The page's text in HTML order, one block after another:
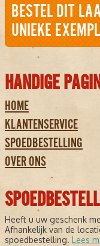
BESTEL DIT
UNIEKE
HANDIGE
HOME
KLANTENSERVICE
SPOEDBESTELLING
OVER ONS
Heeft u uw geschenk
Afhankelijk van de
spoedbestelling. Lees